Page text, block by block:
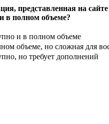
представленная на
в полном объеме?
и в полном объеме
объеме, но сложная для
но требует дополнений